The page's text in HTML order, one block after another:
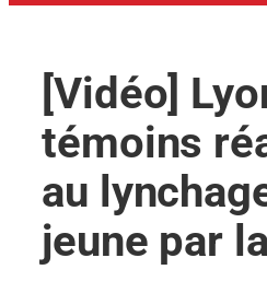
r
h
e
[Vidéo]
témoins
au
jeune par